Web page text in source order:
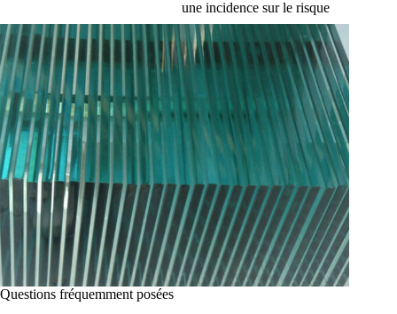
une incidence sur le risque
Questions fréquemment posées